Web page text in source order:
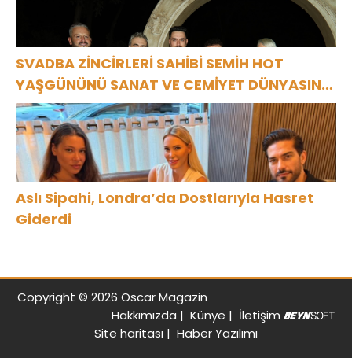
SVADBA ZİNCİRLERİ SAHİBİ SEMİH HOT
YAŞGÜNÜNÜ SANAT VE CEMİYET DÜNYASININ
ÜNLÜ İSİMLERİYLE KUTLADI!
Aslı Sipahi, Londra’da Dostlarıyla Hasret
Giderdi
Copyright © 2026 Oscar Magazin
Hakkımızda |Künye | İletişim
Site haritası | Haber Yazılımı